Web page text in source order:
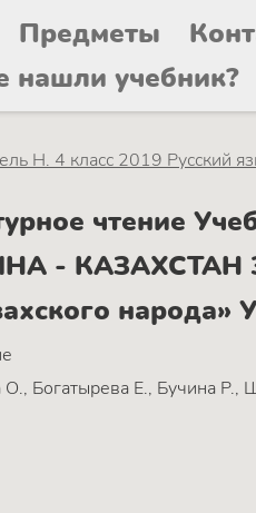
Предметы
нашли учебник?
Н. 4 класс 2019 Русский
чтение
- КАЗАХСТАН
народа»
Богатырева Е., Бучина Р.,